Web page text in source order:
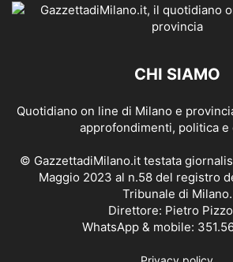
CHI SIAMO
Quotidiano on line di Milano e
approfondimenti, politica e
© GazzettadiMilano.it testata
Maggio 2023 al n.58 del registro
Tribunale di Milano.
Direttore: Pietro
WhatsApp & mobile: